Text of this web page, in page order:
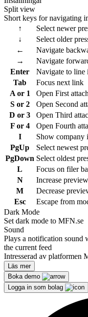
Split view
Short keys for navigating
↑
Select newer
↓
Select older
←
Navigate
→
Navigate
Enter
Navigate to line
Tab
Focus next link
A or 1
Open First
S or 2
Open Second
D or 3
Open Third
F or 4
Open Fourth
I
Show company
PgUp
Select newest
PgDown Select oldest
L
Focus on filer
N
Increase
M
Decrease
Esc
Escape from
Dark Mode
Set dark mode to MFN.se
Sound
Plays a notification sound
the current feed
Intresserad av platformen
Läs mer
Boka demo
Logga in som bolag